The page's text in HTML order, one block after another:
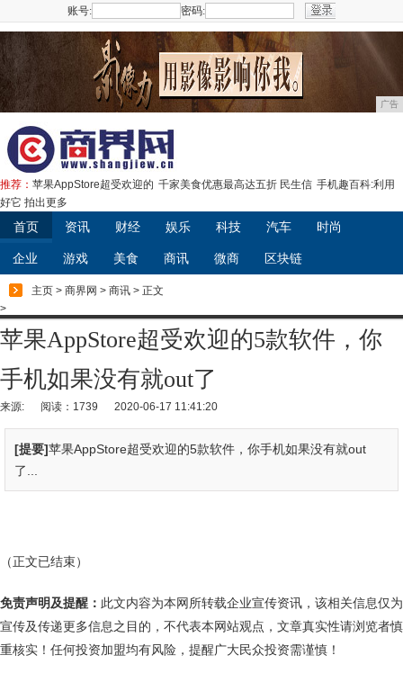
账号: 密码:
广告
推荐： 苹果AppStore超受欢迎的 千家美食优惠最高达五折 民生信 手机趣百科:利用
好它 拍出更多
首页 资讯 财经 娱乐 科技 汽车 时尚
企业 游戏 美食 商讯 微商 区块链
主页 > 商界网 > 商讯 > 正文
>
苹果AppStore超受欢迎的5款软件，你
手机如果没有就out了
来源: 阅读：1739 2020-06-17 11:41:20
[提要]苹果AppStore超受欢迎的5款软件，你手机如果没有就out
了...
（正文已结束）
免责声明及提醒： 此文内容为本网所转载企业宣传资讯，该相关信息仅为
宣传及传递更多信息之目的，不代表本网站观点，文章真实性请浏览者慎
重核实！任何投资加盟均有风险，提醒广大民众投资需谨慎！